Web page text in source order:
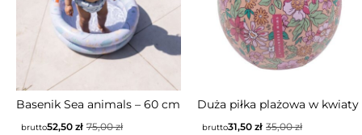
Basenik Sea animals – 60 cm
75,00zł
52,50 zł
brutto
Duża piłka plażowa w kwiaty
35,00zł
31,50 zł
brutto